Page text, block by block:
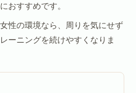
おすすめです。
性の環境なら、周りを気にせず
ーニングを続けやすくなりま